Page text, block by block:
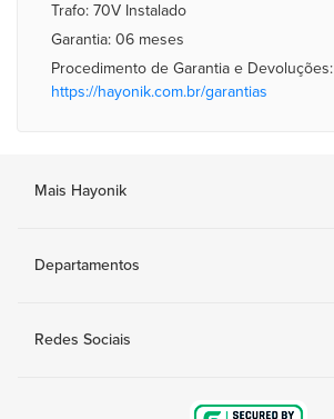
Trafo: 70V Instalado
Garantia: 06 meses
Procedimento de Garantia e Devoluções:
https://hayonik.com.br/garantias
Mais Hayonik
Departamentos
Redes Sociais